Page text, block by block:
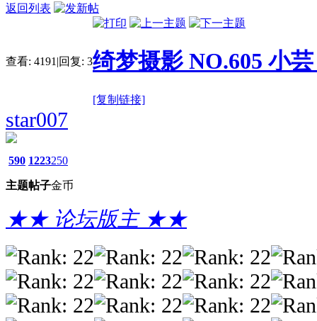
返回列表
查看: 4191 |回复: 3绮梦摄影 NO.605 小
[复制链接]
star007
590
主题
1223
帖子
250
金币
★★ 论坛版主 ★★